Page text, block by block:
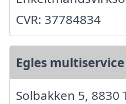
CVR: 37784834
Egles multiservice
Solbakken 5, 8830